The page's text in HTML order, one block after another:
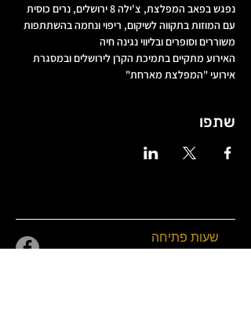
נפגש בפאב המפלצת, צ'ילה 8 ירושלים, נרים כוסית
עם המוזות בתקווה לשיקום, ריפוי ונחמה בהשתתפות
משוררים וסופרים ובליווי נגינה חיה
האירוע מתקיים בתמיכת הקרן לירושלים ובמסגרת
אירועי "המפלצת מארחת"
שתפו
שעות פתיחה
שני 18:00-0:00